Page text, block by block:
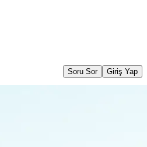
Soru Sor Giriş Yap